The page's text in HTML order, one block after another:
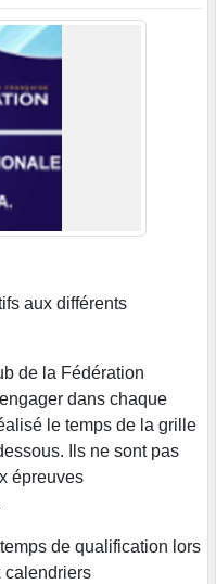
aux différents
de la Fédération
dans chaque
le temps de la grille
Ils ne sont pas
épreuves
de qualification lors
calendriers